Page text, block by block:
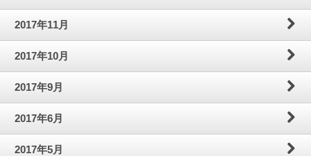
2017年11月
2017年10月
2017年9月
2017年6月
2017年5月